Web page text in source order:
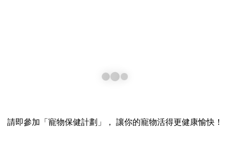
請即參加「寵物保健計劃」， 讓你的寵物活得更健康愉快！